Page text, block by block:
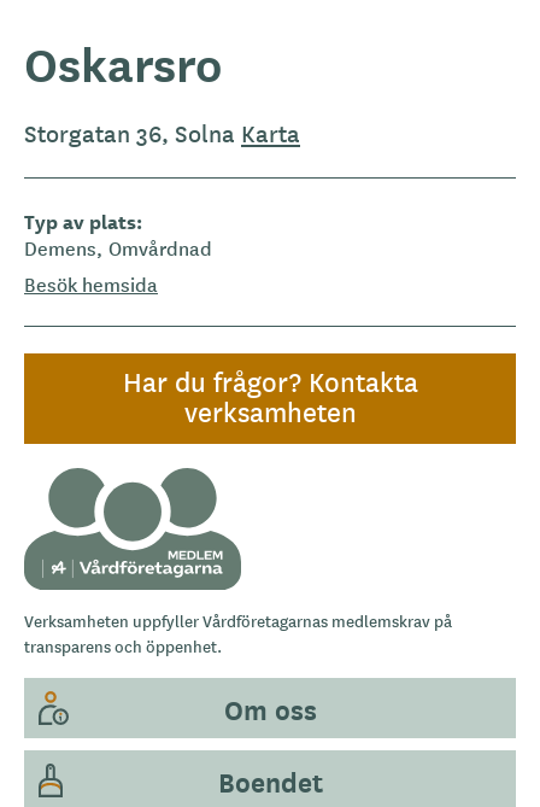
Oskarsro
Storgatan 36, Solna Karta
Typ av plats
Demens Omvårdnad
Besök hemsida
Har du frågor? Kontakta
verksamheten
Verksamheten uppfyller Vårdföretagarnas medlemskrav på
transparens och öppenhet.
Om oss
Boendet